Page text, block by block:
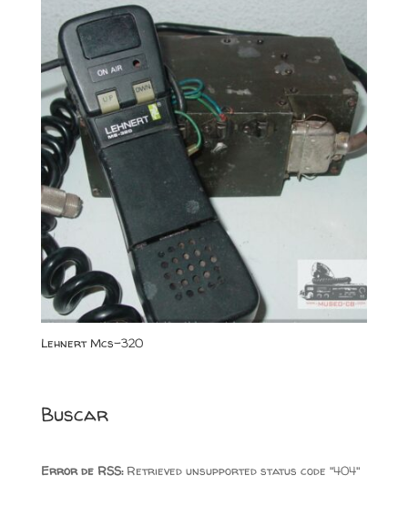
Lehnert Mcs-320
Buscar
Error de RSS:Retrieved unsupported status code "404"